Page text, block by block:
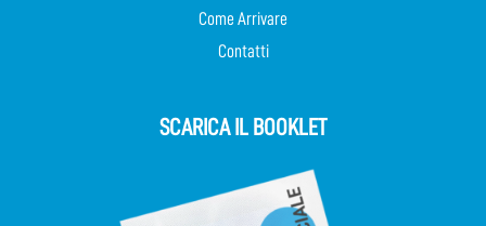
Come Arrivare
Contatti
SCARICA IL BOOKLET